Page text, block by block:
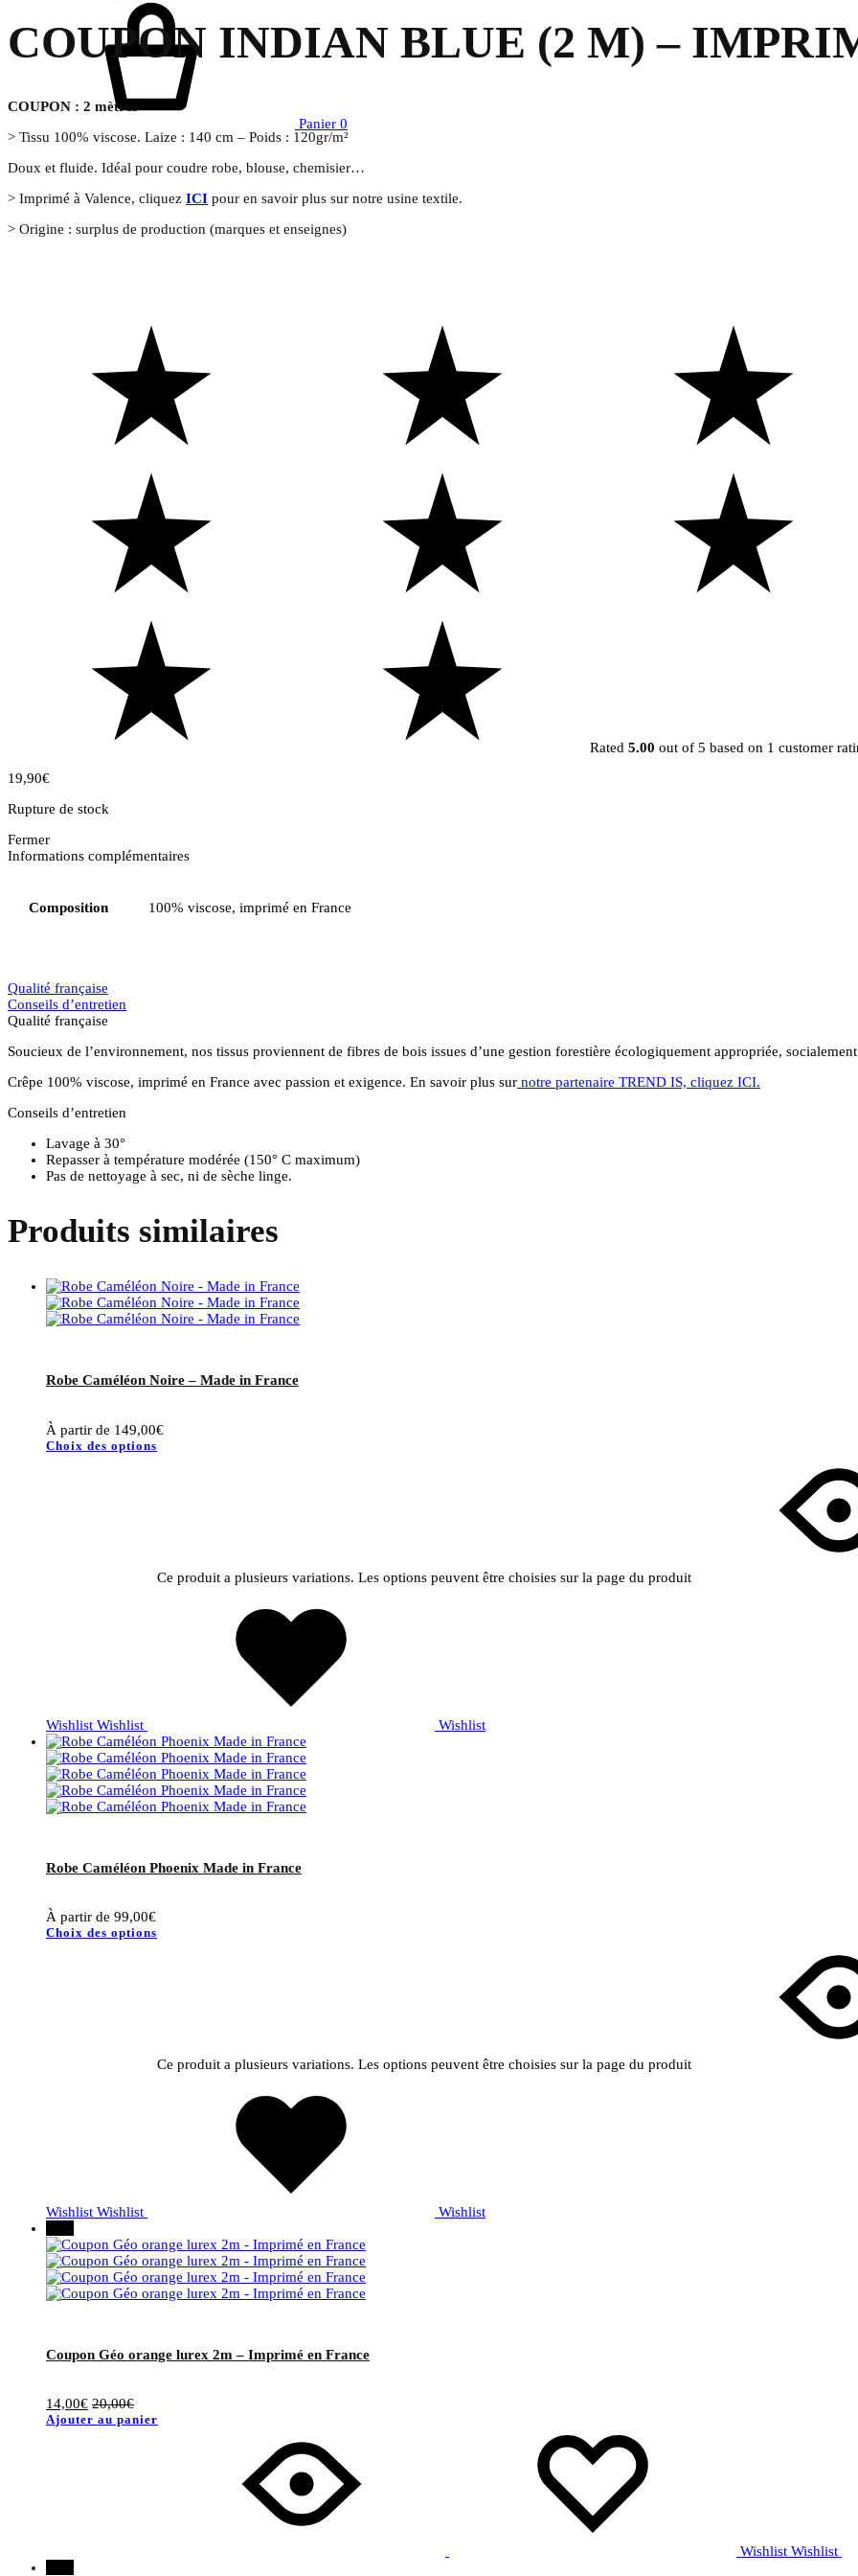
Panier 0
COUPON INDIAN BLUE (2 M) –
COUPON : 2 mètres
> Tissu 100% viscose. Laize : 140 cm – Poids : 120gr/m²
Doux et fluide. Idéal pour coudre robe, blouse, chemisier…
> Imprimé à Valence, cliquez ICI pour en savoir plus sur notre usine textile.
> Origine : surplus de production (marques et enseignes)
Rated 5.00 out of 5 based on 1 customer
19,90€
Rupture de stock
Fermer
Informations complémentaires
Composition 100% viscose, imprimé en France
Qualité française
Conseils d’entretien
Qualité française
Soucieux de l’environnement, nos tissus proviennent de fibres de bois issues d’une gestion forestière écologiquement appropriée,
Crêpe 100% viscose, imprimé en France avec passion et exigence. En savoir plus sur notre partenaire TREND IS, cliquez ICI.
Conseils d’entretien
Lavage à 30°
Repasser à température modérée (150° C maximum)
Pas de nettoyage à sec, ni de sèche linge.
Produits similaires
Robe Caméléon Noire – Made in France
À partir de 149,00€
Choix des options
Ce produit a plusieurs variations. Les options peuvent être choisies sur la page du produit
Wishlist Wishlist Wishlist
Robe Caméléon Phoenix Made in France
À partir de 99,00€
Choix des options
Ce produit a plusieurs variations. Les options peuvent être choisies sur la page du produit
Wishlist Wishlist
Wishlist
Coupon Géo orange lurex 2m – Imprimé en France
14,00€ 20,00€
Ajouter au panier
Wishlist Wishlist